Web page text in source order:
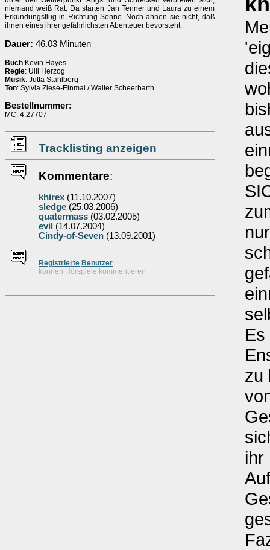
niemand weiß Rat. Da starten Jan Tenner und Laura zu einem
Erkundungsflug in Richtung Sonne. Noch ahnen sie nicht, daß
ihnen eines ihrer gefährlichsten Abenteuer bevorsteht.
Dauer: 46.03 Minuten
Buch:Kevin Hayes
Regie: Ulli Herzog
Musik: Jutta Stahlberg
Ton: Sylvia Ziese-Einmal / Walter Scheerbarth
Bestellnummer:
MC: 4.27707
Tracklisting anzeigen
Kommentare:
khirex (11.10.2007)
sledge (25.03.2006)
quatermass (03.02.2005)
evil (14.07.2004)
Cindy-of-Seven (13.09.2001)
Registrierte Benutzer
können Hörspiele kommentieren
Es
zu
ihr